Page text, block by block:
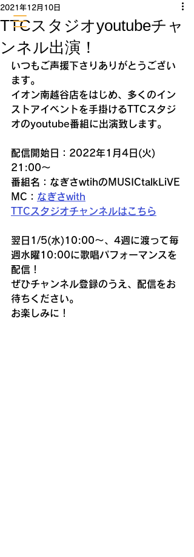
TTCスタジオyoutubeチャ
ンネル出演！
2021年12月10日
いつもご声援下さりありがとうござい
ます。
イオン南越谷店をはじめ、多くのイン
ストアイベントを手掛けるTTCスタジ
オのyoutube番組に出演致します。
配信開始日：2022年1月4日(火)
21:00〜
番組名：なぎさwtihのMUSICtalkLiVE
MC： なぎさwith
TTCスタジオチャンネルはこちら
翌日1/5(水)10:00〜、4週に渡って毎
週水曜10:00に歌唱パフォーマンスを
配信！
ぜひチャンネル登録のうえ、配信をお
待ちください。
お楽しみに！